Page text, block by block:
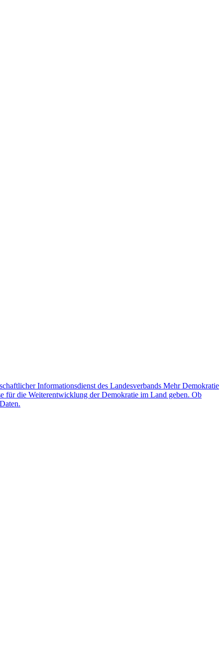
Informationsdienst des Landesverbands Mehr Demokratie
für die Weiterentwicklung der Demokratie im Land geben. Ob